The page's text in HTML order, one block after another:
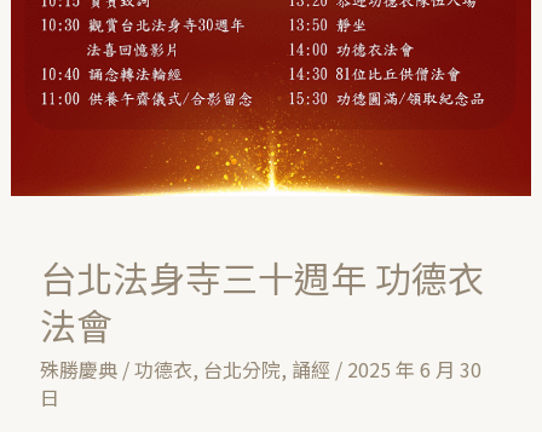
台北法身寺三十週年 功德衣
法會
殊勝慶典/功德衣, 台北分院, 誦經 / 2025 年 6 月 30
日